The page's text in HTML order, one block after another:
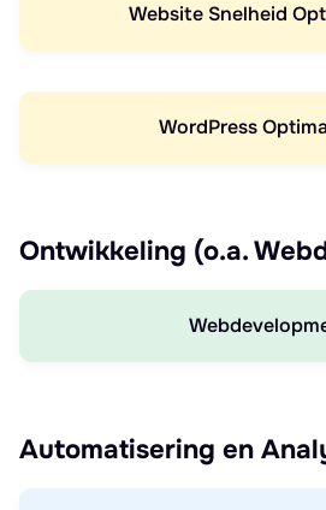
Website Snelheid
WordPress
Ontwikkeling (o.a.
Automatisering en